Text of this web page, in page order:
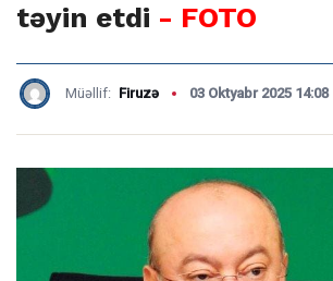
təyin etdi - FOTO
Müəllif: Firuzə 03 Oktyabr 2025 14:08